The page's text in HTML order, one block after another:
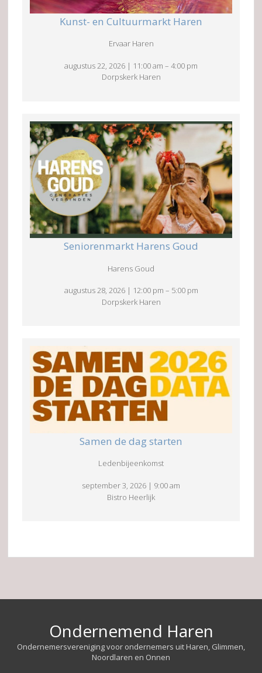
Kunst- en Cultuurmarkt Haren
Ervaar Haren
augustus 22, 2026 | 11:00 am – 4:00 pm
Dorpskerk Haren
Seniorenmarkt Harens Goud
Harens Goud
augustus 28, 2026 | 12:00 pm – 5:00 pm
Dorpskerk Haren
Samen de dag starten
Ledenbijeenkomst
september 3, 2026 | 9:00 am
Bistro Heerlijk
Ondernemend Haren
Ondernemersvereniging voor ondernemers uit Haren, Glimmen,
Noordlaren en Onnen